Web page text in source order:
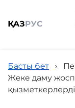
ҚАЗРУС
Басты бет ›
Жеке даму